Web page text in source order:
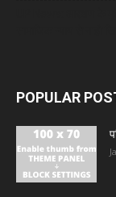
POPULAR